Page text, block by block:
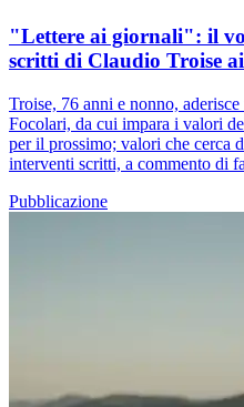
"Lettere ai giornali": il
scritti di Claudio Troise
Troise, 76 anni e nonno,
Focolari, da cui impara i valori
per il prossimo; valori che cerca
interventi scritti, a commento di
Pubblicazione